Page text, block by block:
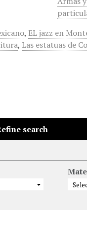
, EL jazz en
, Las estatuas de
search